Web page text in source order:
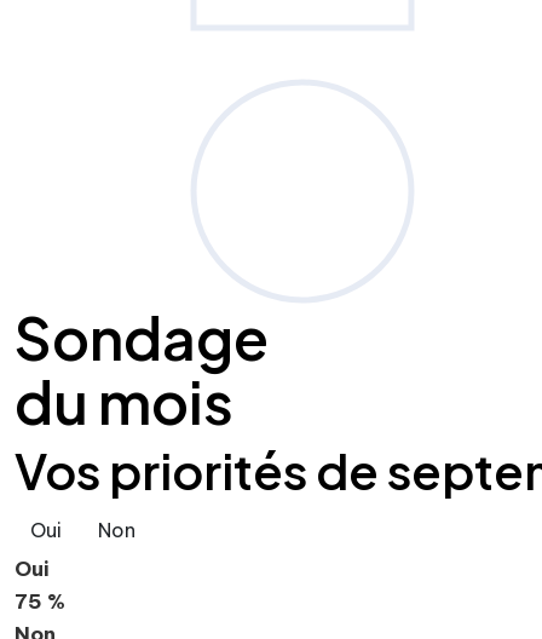
Sondage
du mois
Vos priorités de
Oui Non
Oui
75 %